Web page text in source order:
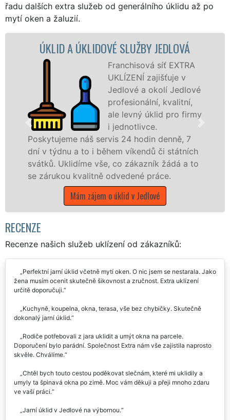
řadu dalších extra služeb od generálního úklidu až po
mytí oken a žaluzií.
SLUŽBY JEDLOVÁ
Franchisová síť EXTRA
UKLÍZENÍ zajišťuje v
Jedlové a okolí Jedlové
profesionální, kvalitní,
ale levný úklid pro firmy
i jednotlivce.
servis 24 hodin denně, 7
i během víkendů či státních
vše, co zákazník žádá a to
odvedené práce.
zájem o úklid v Jedlové
ÚKLIDOVÁ
nabízíme pro
státní podniky,
Pardubickém
RECENZE
Recenze našich služeb uklízení od zákazníků:
Perfektní jarní úklid včetně mytí oken. O nic jsem se nestarala. Jako
žena musím ocenit skutečně šikovnost a zručnost. Extra uklízení
určitě doporučuji.
Kuchyně, koupelna, okna, terasa, vše bez chybičky. Skutečně
dokonalý jarní úklid.
Rodiče potřebovali z jara uklidit a umýt okna na parcele.
Doporučení bylo parádní. Společnost Extra nám vše zajistila naprosto
skvěle. Chválíme.
Chtěl bych touto cestou poděkovat slečnám, které mi uklidily a
umyly ta špinavá okna po zimě. Moc vám děkuji a přeji mnoho zdaru
ve vaší práci.
Jarní úklid v Jedlové na výbornou.